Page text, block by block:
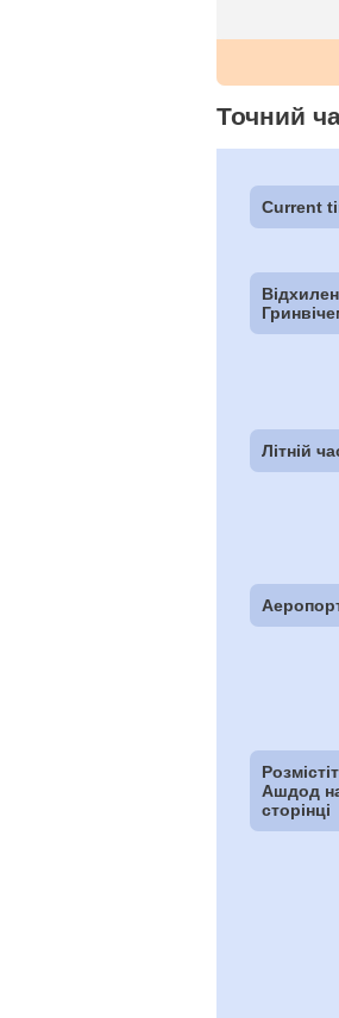
Точний
Current
Літній
Ашдод
сторінці